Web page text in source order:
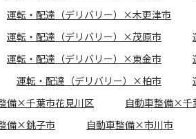
運転・配達（デリバリー）×木更津市
運転・配達（デリバリー）×茂原市
運転・配達（デリバリー）×東金市
運転・配達（デリバリー）×柏市
備×千葉市花見川区 自動車整備×千
備×銚子市 自動車整備×市川市